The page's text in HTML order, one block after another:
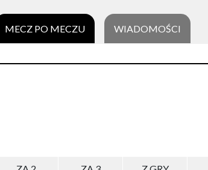
MECZ PO MECZU WIADOMOŚCI